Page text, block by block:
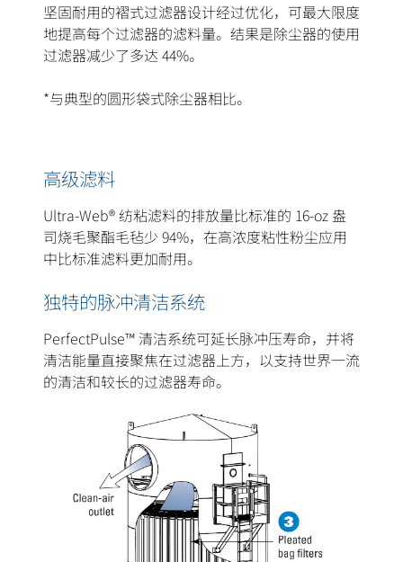
坚固耐用的褶式过滤器设计经过优化，可最大限度
地提高每个过滤器的滤料量。结果是除尘器的使用
过滤器减少了多达 44%。
*与典型的圆形袋式除尘器相比。
高级滤料
Ultra-Web® 纺粘滤料的排放量比标准的 16-oz 盎
司烧毛聚酯毛毡少 94%，在高浓度粘性粉尘应用
中比标准滤料更加耐用。
独特的脉冲清洁系统
PerfectPulse™ 清洁系统可延长脉冲压寿命，并将
清洁能量直接聚焦在过滤器上方，以支持世界一流
的清洁和较长的过滤器寿命。